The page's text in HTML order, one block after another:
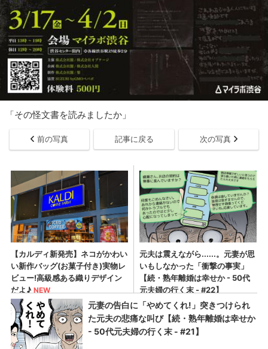
「その怪文書を読みましたか」
前の写真 記事に戻る 次の写真